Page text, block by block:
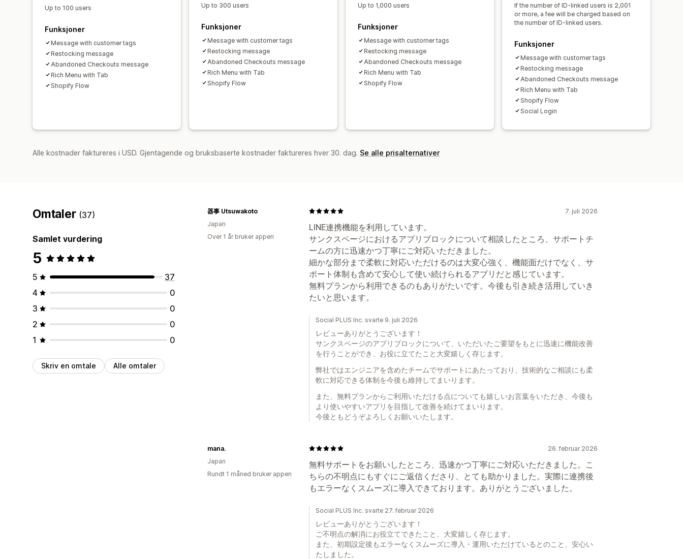
Up to 100 users
Funksjoner
Message with customer tags
Restocking message
Abandoned Checkouts message
Rich Menu with Tab
Shopify Flow
Up to 300 users
Funksjoner
Message with customer tags
Restocking message
Abandoned Checkouts message
Rich Menu with Tab
Shopify Flow
Up to 1,000 users
Funksjoner
Message with customer tags
Restocking message
Abandoned Checkouts message
Rich Menu with Tab
Shopify Flow
If the number of ID-linked users is 2,001
or more, a fee will be charged based on
the number of ID-linked users.
Funksjoner
Message with customer tags
Restocking message
Abandoned Checkouts message
Rich Menu with Tab
Shopify Flow
Social Login
Alle kostnader faktureres i USD. Gjentagende og bruksbaserte kostnader faktureres hver 30. dag. Se alle prisalternativer
Omtaler (37)
Samlet vurdering
5
5
37
4
0
3
0
2
0
1
0
Skriv en omtale Alle omtaler
7. juli 2026
LINE連携機能を利用しています。
サンクスページにおけるアプリブロックについて相談したところ、サポートチ
ームの方に迅速かつ丁寧にご対応いただきました。
細かな部分まで柔軟に対応いただけるのは大変心強く、機能面だけでなく、サ
ポート体制も含めて安心して使い続けられるアプリだと感じています。
無料プランから利用できるのもありがたいです。今後も引き続き活用していき
たいと思います。
器事 Utsuwakoto
Japan
Over 1 år bruker appen
Social PLUS Inc. svarte 9. juli 2026
レビューありがとうございます！
サンクスページのアプリブロックについて、いただいたご要望をもとに迅速に機能改善
を行うことができ、お役に立てたこと大変嬉しく存じます。
弊社ではエンジニアを含めたチームでサポートにあたっており、技術的なご相談にも柔
軟に対応できる体制を今後も維持してまいります。
また、無料プランからご利用いただける点についても嬉しいお言葉をいただき、今後も
より使いやすいアプリを目指して改善を続けてまいります。
今後ともどうぞよろしくお願いいたします。
26. februar 2026
無料サポートをお願いしたところ、迅速かつ丁寧にご対応いただきました。こ
ちらの不明点にもすぐにご返信くださり、とても助かりました。実際に連携後
もエラーなくスムーズに導入できております。ありがとうございました。
mana.
Japan
Rundt 1 måned bruker appen
Social PLUS Inc. svarte 27. februar 2026
レビューありがとうございます！
ご不明点の解消にお役立てできたこと、大変嬉しく存じます。
また、初期設定後もエラーなくスムーズに導入・運用いただけているとのこと、安心い
たしました。